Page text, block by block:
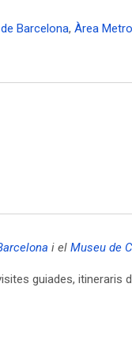
Barcelona, Àrea
i el Museu de
guiades, itineraris